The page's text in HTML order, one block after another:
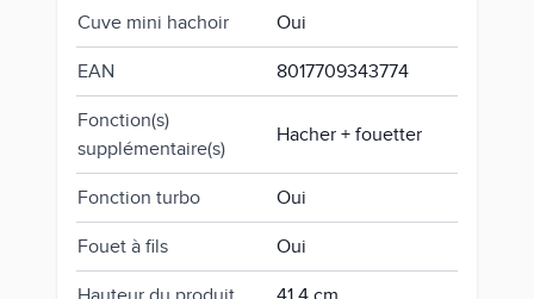
Cuve mini hachoir Oui
EAN 8017709343774
Fonction(s)
supplémentaire(s)
Hacher + fouetter
Fonction turbo Oui
Fouet à fils Oui